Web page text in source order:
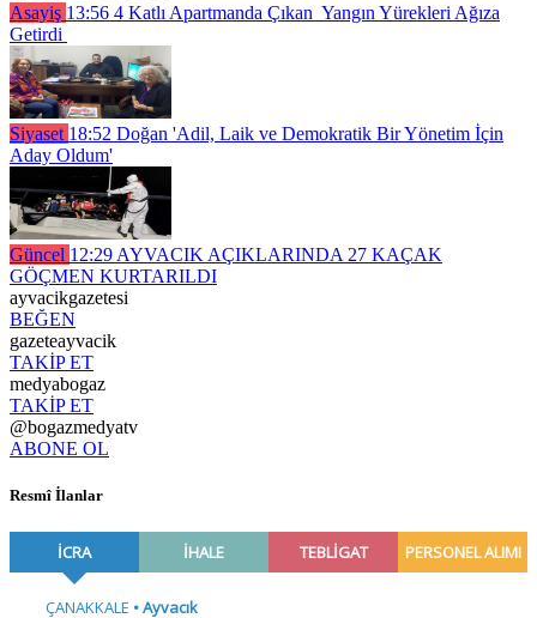
Asayiş 13:56 4 Katlı Apartmanda Çıkan Yangın Yürekleri Ağıza
Getirdi
Siyaset 18:52 Doğan 'Adil, Laik ve Demokratik Bir Yönetim İçin
Aday Oldum'
Güncel 12:29 AYVACIK AÇIKLARINDA 27 KAÇAK
GÖÇMEN KURTARILDI
ayvacikgazetesi
BEĞEN
gazeteayvacik
TAKİP ET
medyabogaz
TAKİP ET
@bogazmedyatv
ABONE OL
Resmî İlanlar